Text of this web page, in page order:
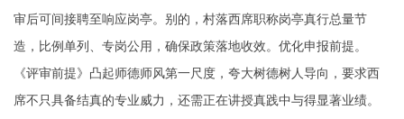
审后可间接聘至响应岗亭。别的，村落西席职称岗亭真行总量节
造，比例单列、专岗公用，确保政策落地收效。优化申报前提。
《评审前提》凸起师德师风第一尺度，夸大树德树人导向，要求西
席不只具备结真的专业威力，还需正在讲授真践中与得显著业绩。